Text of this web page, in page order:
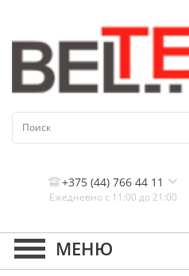
+375 (44) 766 44 11
Ежедневно с 11:00 до 21:00